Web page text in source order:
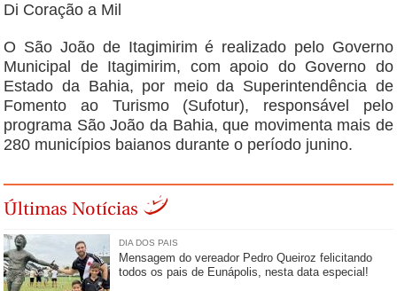
Di Coração a Mil
O São João de Itagimirim é realizado pelo Governo
Municipal de Itagimirim, com apoio do Governo do
Estado da Bahia, por meio da Superintendência de
Fomento ao Turismo (Sufotur), responsável pelo
programa São João da Bahia, que movimenta mais de
280 municípios baianos durante o período junino.
Últimas Notícias
DIA DOS PAIS
Mensagem do vereador Pedro Queiroz felicitando
todos os pais de Eunápolis, nesta data especial!